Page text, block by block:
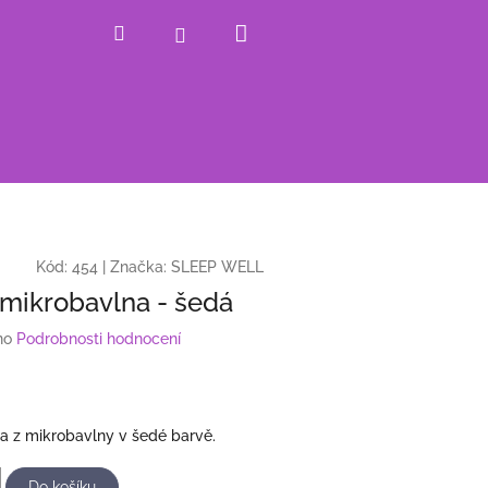
Hledat Přihlášení
Kód: 454 Značka: SLEEP WELL
- šedá
Podrobnosti hodnocení
z mikrobavlny v šedé barvě.